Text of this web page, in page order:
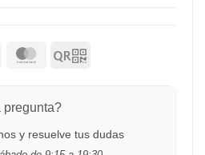
pregunta?
y resuelve tus dudas